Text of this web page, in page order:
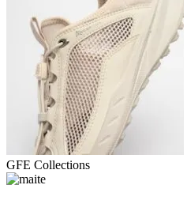
GFE Collections